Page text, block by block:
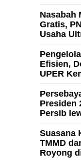
Nasabah
Gratis,
Usaha
Efisien,
UPER
Presiden
Persib
Suasana
TMMD
Royong